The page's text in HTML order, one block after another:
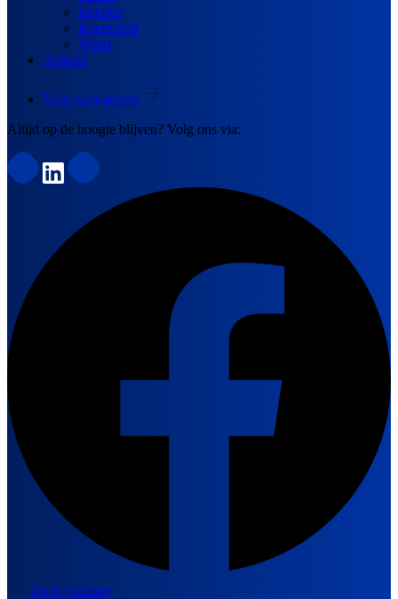
Heerlen
Roermond
Weert
Actueel
Voor werkgevers
Altijd op de hoogte blijven? Volg ons via:
Zoek vacature